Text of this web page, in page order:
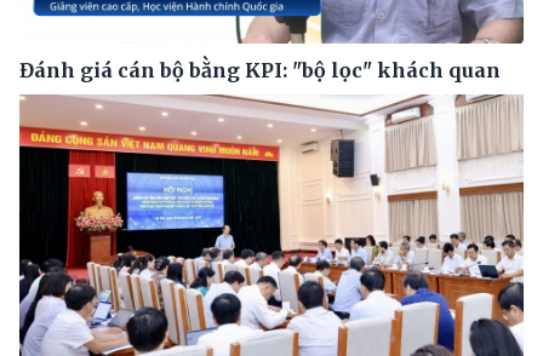
Đánh giá cán bộ bằng KPI: "bộ lọc" khách quan